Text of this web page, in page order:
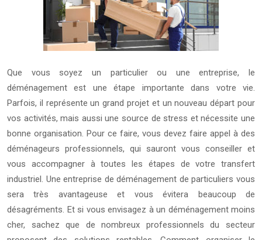
Que vous soyez un particulier ou une entreprise, le
déménagement est une étape importante dans votre vie.
Parfois, il représente un grand projet et un nouveau départ pour
vos activités, mais aussi une source de stress et nécessite une
bonne organisation. Pour ce faire, vous devez faire appel à des
déménageurs professionnels, qui sauront vous conseiller et
vous accompagner à toutes les étapes de votre transfert
industriel. Une entreprise de déménagement de particuliers vous
sera très avantageuse et vous évitera beaucoup de
désagréments. Et si vous envisagez à un déménagement moins
cher, sachez que de nombreux professionnels du secteur